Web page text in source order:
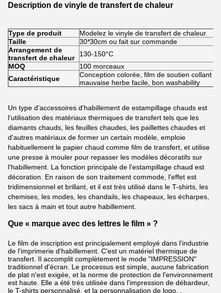
Description de vinyle de transfert de chaleur
Type de produit
Modelez le vinyle de transfert de chaleur
Taille
30*30cm ou fait sur commande
Arrangement de
transfert de chaleur
130-150°C
MOQ
100 morceaux
Caractéristique
Conception colorée, film de soutien collant
mauvaise herbe facile, bon washability
Un type d'accessoires d'habillement de estampillage chauds est
l'utilisation des matériaux thermiques de transfert tels que les
diamants chauds, les feuilles chaudes, les paillettes chaudes et
d'autres matériaux de former un certain modèle, emploie
habituellement le papier chaud comme film de transfert, et utilise
une presse à mouler pour repasser les modèles décoratifs sur
l'habillement. La fonction principale de l'estampillage chaud est
décoration. En raison de son traitement commode, l'effet est
tridimensionnel et brillant, et il est très utilisé dans le T-shirts, les
chemises, les modes, les chandails, les chapeaux, les écharpes,
les sacs à main et tout autre habillement.
Que « marque avec des lettres le film » ?
Le film de inscription est principalement employé dans l'industrie
de l'imprimerie d'habillement. C'est un matériel thermique de
transfert. Il accomplit complètement le mode "IMPRESSION"
traditionnel d'écran. Le processus est simple, aucune fabrication
de plat n'est exigée, et la norme de protection de l'environnement
est haute. Elle a été très utilisée dans l'impression de débardeur,
le T-shirts personnalisé, et la personnalisation de logo. ,